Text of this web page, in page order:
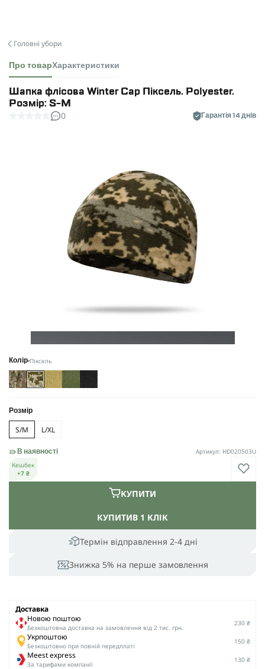
Головні убори
Про товарХарактеристики
Шапка флісова Winter Cap Піксель. Polyester.
Розмір: S-M
0 Гарантія 14 днів
Колір Піксель
Розмір
S/M L/XL
Термін відправлення 2-4 дні
Знижка 5% на перше замовлення
КУПИТИВ 1 КЛІК
КУПИТИ
В наявності
Артикул: HD020503U
Кешбек
+7 ₴
Доставка
Новою поштою
Безкоштовна доставка на замовлення від 2 тис. грн.
230 ₴
Укрпоштою
Безкоштовно при повній передплаті
150 ₴
Meest express
За тарифами компанії
130 ₴